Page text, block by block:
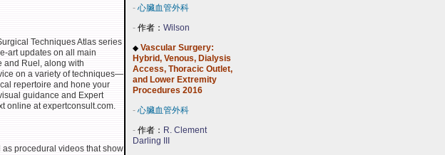
Techniques Atlas series
art updates on all main
and Ruel, along with
on a variety of techniques—
repertoire and hone your
guidance and Expert
online at expertconsult.com.
procedural videos that show
- 心臟血管外科
- 作者： Wilson
◆ Vascular Surgery:
Hybrid, Venous, Dialysis
Access, Thoracic Outlet,
and Lower Extremity
Procedures 2016
- 心臟血管外科
- 作者： R. Clement
Darling III